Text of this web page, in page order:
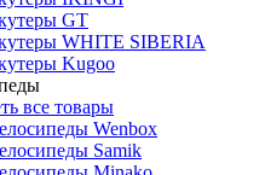
GT
WHITE SIBERIA
Kugoo
все товары
Wenbox
Samik